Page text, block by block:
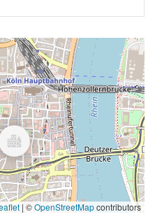
| ©OpenStreetMapcontributors